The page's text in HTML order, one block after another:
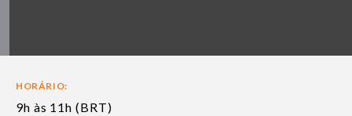
HORÁRIO:
9h às 11h (BRT)